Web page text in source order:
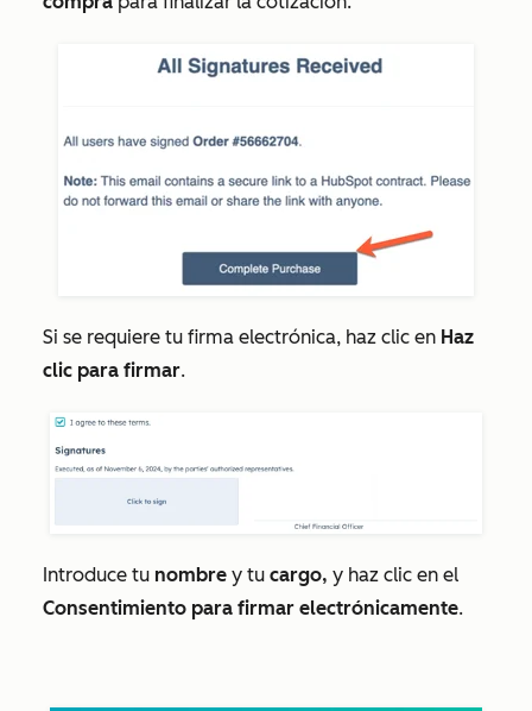
Si se requiere tu firma electrónica, haz clic en Haz
clic para firmar.
Introduce tu nombre y tu cargo, y haz clic en el
Consentimiento para firmar electrónicamente.